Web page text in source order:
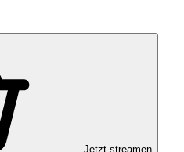
Jetzt streamen